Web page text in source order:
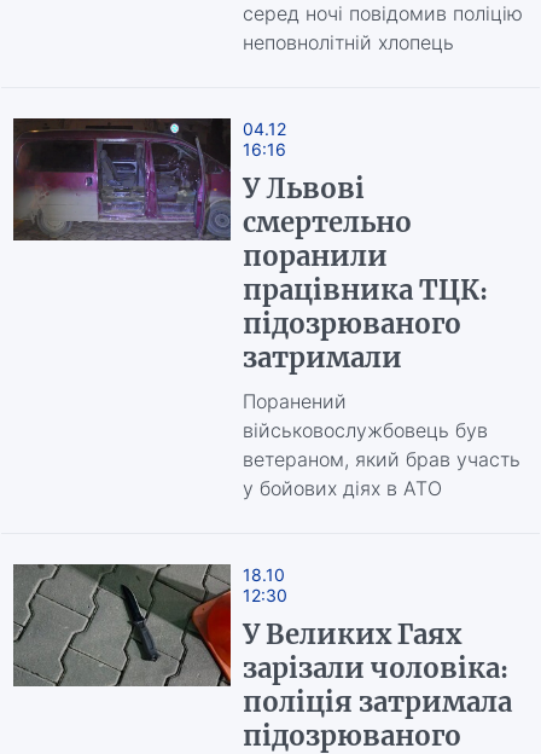
серед ночі повідомив поліцію
неповнолітній хлопець
04.12
16:16
У Львові
смертельно
поранили
працівника ТЦК:
підозрюваного
затримали
Поранений
військовослужбовець був
ветераном, який брав участь
у бойових діях в АТО
18.10
12:30
У Великих Гаях
зарізали чоловіка:
поліція затримала
підозрюваного